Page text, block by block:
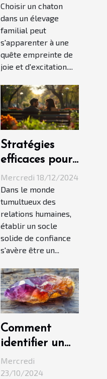
familial
Choisir un chaton
dans un élevage
familial peut
s'apparenter à une
quête empreinte de
joie et d'excitation....
Stratégies
efficaces pour
renforcer la
confiance dans
une relation
Mercredi 18/12/2024
Dans le monde
tumultueux des
relations humaines,
établir un socle
solide de confiance
s'avère être un...
Comment
identifier un
vrai bijou en
pierre
Mercredi
23/10/2024